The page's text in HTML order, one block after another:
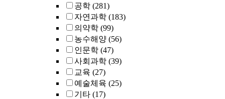
공학 (281)
자연과학 (183)
의약학 (99)
농수해양 (56)
인문학 (47)
사회과학 (39)
교육 (27)
예술체육 (25)
기타 (17)